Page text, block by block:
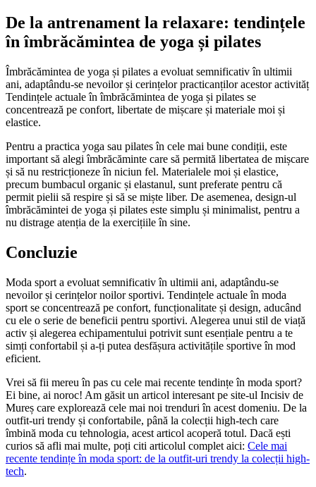
De la antrenament la relaxare: tendințele
în îmbrăcămintea de yoga și pilates
Îmbrăcămintea de yoga și pilates a evoluat semnificativ în ultimii
ani, adaptându-se nevoilor și cerințelor practicanților acestor activităț
Tendințele actuale în îmbrăcămintea de yoga și pilates se
concentrează pe confort, libertate de mișcare și materiale moi și
elastice.
Pentru a practica yoga sau pilates în cele mai bune condiții, este
important să alegi îmbrăcăminte care să permită libertatea de mișcare
și să nu restricționeze în niciun fel. Materialele moi și elastice,
precum bumbacul organic și elastanul, sunt preferate pentru că
permit pielii să respire și să se miște liber. De asemenea, design-ul
îmbrăcămintei de yoga și pilates este simplu și minimalist, pentru a
nu distrage atenția de la exercițiile în sine.
Concluzie
Moda sport a evoluat semnificativ în ultimii ani, adaptându-se
nevoilor și cerințelor noilor sportivi. Tendințele actuale în moda
sport se concentrează pe confort, funcționalitate și design, aducând
cu ele o serie de beneficii pentru sportivi. Alegerea unui stil de viață
activ și alegerea echipamentului potrivit sunt esențiale pentru a te
simți confortabil și a-ți putea desfășura activitățile sportive în mod
eficient.
Vrei să fii mereu în pas cu cele mai recente tendințe în moda sport?
Ei bine, ai noroc! Am găsit un articol interesant pe site-ul Incisiv de
Mureș care explorează cele mai noi trenduri în acest domeniu. De la
outfit-uri trendy și confortabile, până la colecții high-tech care
îmbină moda cu tehnologia, acest articol acoperă totul. Dacă ești
curios să afli mai multe, poți citi articolul complet aici: Cele mai
recente tendințe în moda sport: de la outfit-uri trendy la colecții high-
tech.